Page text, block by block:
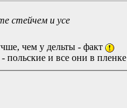
стейчем и усе
чем у дельты - факт
- польские и все они в